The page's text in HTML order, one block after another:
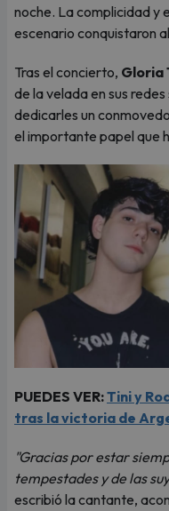
noche. La complicidad y
escenario conquistaron
Tras el concierto, Gloria
de la velada en sus
dedicarles un
el importante papel que
PUEDES VER:Tini y
tras la victoria de
"Gracias por estar
tempestades y de las
escribió la cantante,